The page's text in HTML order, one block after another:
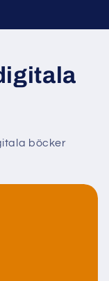
böcker